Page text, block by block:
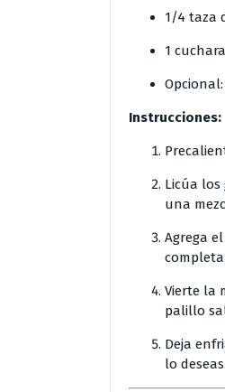
1/4 taza
1
Instrucciones:
Licúa
una
Agrega
Vierte la
palillo
Deja
lo deseas.